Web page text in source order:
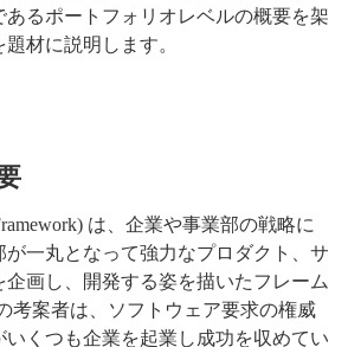
あるポートフォリオレベルの概要を架
材に説明します。
は、企業や事業部の戦略に
一丸となって強力なプロダクト、サ
画し、開発する姿を描いたフレーム
考案者は、ソフトウェア要求の権威
いくつも企業を起業し成功を収めてい